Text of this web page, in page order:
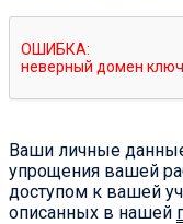
Ваши личные
упрощения вашей
доступом к вашей
описанных в нашей